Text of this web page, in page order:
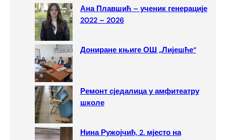
Ана Плавшић – ученик генерације
2022 – 2026
Дониране књиге ОШ „Лијешће“
Ремонт сједалица у амфитеатру
школе
Нина Ружојчић, 2. мјесто на